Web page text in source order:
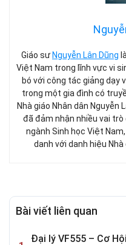
Giáo sư Nguyễn Lân Dũng
Việt Nam trong lĩnh vực vi
bó với công tác giảng dạy
trong một gia đình có
Nhà giáo Nhân dân Nguyễn
đã đảm nhận nhiều vai
ngành Sinh học Việt
danh với danh hiệu Nhà
Bài viết liên quan
Đại lý VF555 – Cơ